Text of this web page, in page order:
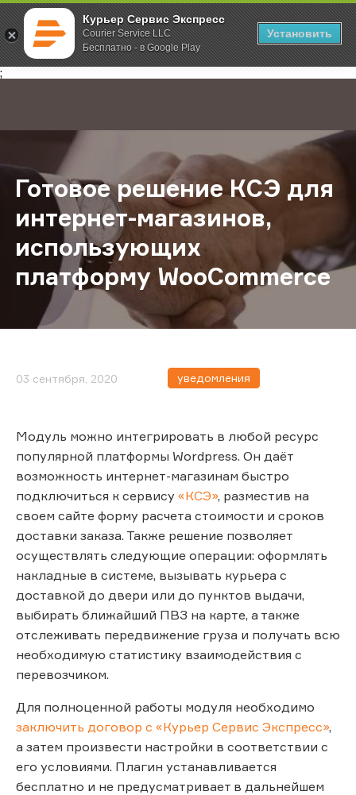
Курьер Сервис Экспресс
Courier Service LLC
Бесплатно - в Google Play
Установить
;
Главная О компании Новости Готовое решение КСЭ для
Готовое решение КСЭ для
интернет-магазинов,
использующих
платформу WooCommerce
03 сентября, 2020 уведомления
Модуль можно интегрировать в любой ресурс
популярной платформы Wordpress. Он даёт
возможность интернет-магазинам быстро
подключиться к сервису «КСЭ», разместив на
своем сайте форму расчета стоимости и сроков
доставки заказа. Также решение позволяет
осуществлять следующие операции: оформлять
накладные в системе, вызывать курьера с
доставкой до двери или до пунктов выдачи,
выбирать ближайший ПВЗ на карте, а также
отслеживать передвижение груза и получать всю
необходимую статистику взаимодействия с
перевозчиком.
Для полноценной работы модуля необходимо
заключить договор с «Курьер Сервис Экспресс»,
а затем произвести настройки в соответствии с
его условиями. Плагин устанавливается
бесплатно и не предусматривает в дальнейшем